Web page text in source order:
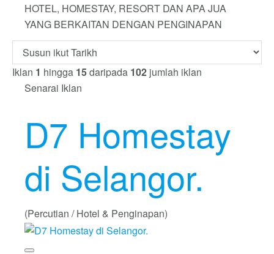
HOTEL, HOMESTAY, RESORT DAN APA JUA
YANG BERKAITAN DENGAN PENGINAPAN
Iklan 1 hingga 15daripada 102 jumlah iklan
Senarai Iklan
D7 Homestay
di Selangor.
(Percutian / Hotel & Penginapan)